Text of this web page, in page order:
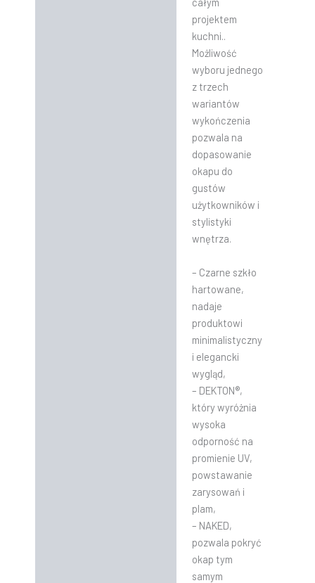
projektem
kuchni..
Możliwość
wyboru jednego
z trzech
wariantów
wykończenia
pozwala na
dopasowanie
okapu do
gustów
użytkowników i
stylistyki
wnętrza.
– Czarne szkło
hartowane,
nadaje
produktowi
minimalistyczny
i elegancki
wygląd,
– DEKTON®,
który wyróżnia
wysoka
odporność na
promienie UV,
powstawanie
zarysowań i
plam,
– NAKED,
pozwala pokryć
okap tym
samym